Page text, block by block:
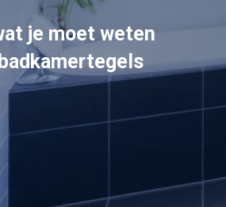
je moet weten